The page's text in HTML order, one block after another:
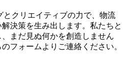
とクリエイティブの力で、物流
決策を生み出します。私たちと
まだ見ぬ何かを創造しません
フォームよりご連絡ください。